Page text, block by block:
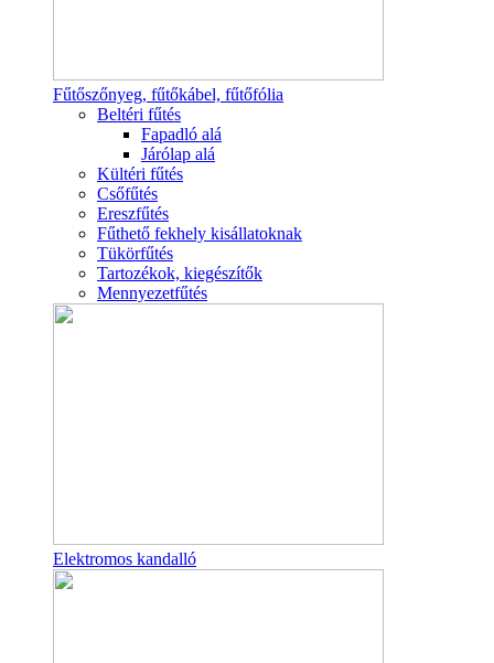
Fűtőszőnyeg, fűtőkábel, fűtőfólia
Beltéri fűtés
Fapadló alá
Járólap alá
Kültéri fűtés
Csőfűtés
Ereszfűtés
Fűthető fekhely kisállatoknak
Tükörfűtés
Tartozékok, kiegészítők
Mennyezetfűtés
Elektromos kandalló